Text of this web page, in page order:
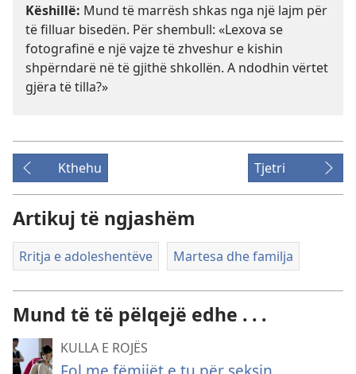
Këshillë: Mund të marrësh shkas nga një lajm për
të filluar bisedën. Për shembull: «Lexova se
fotografinë e një vajze të zhveshur e kishin
shpërndarë në të gjithë shkollën. A ndodhin vërtet
gjëra të tilla?»
Kthehu Tjetri
Artikuj të ngjashëm
Rritja e adoleshentëve Martesa dhe familja
Mund të të pëlqejë edhe . . .
KULLA E ROJËS